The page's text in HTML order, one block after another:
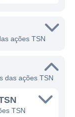
ações TSN
das ações TSN
TSN